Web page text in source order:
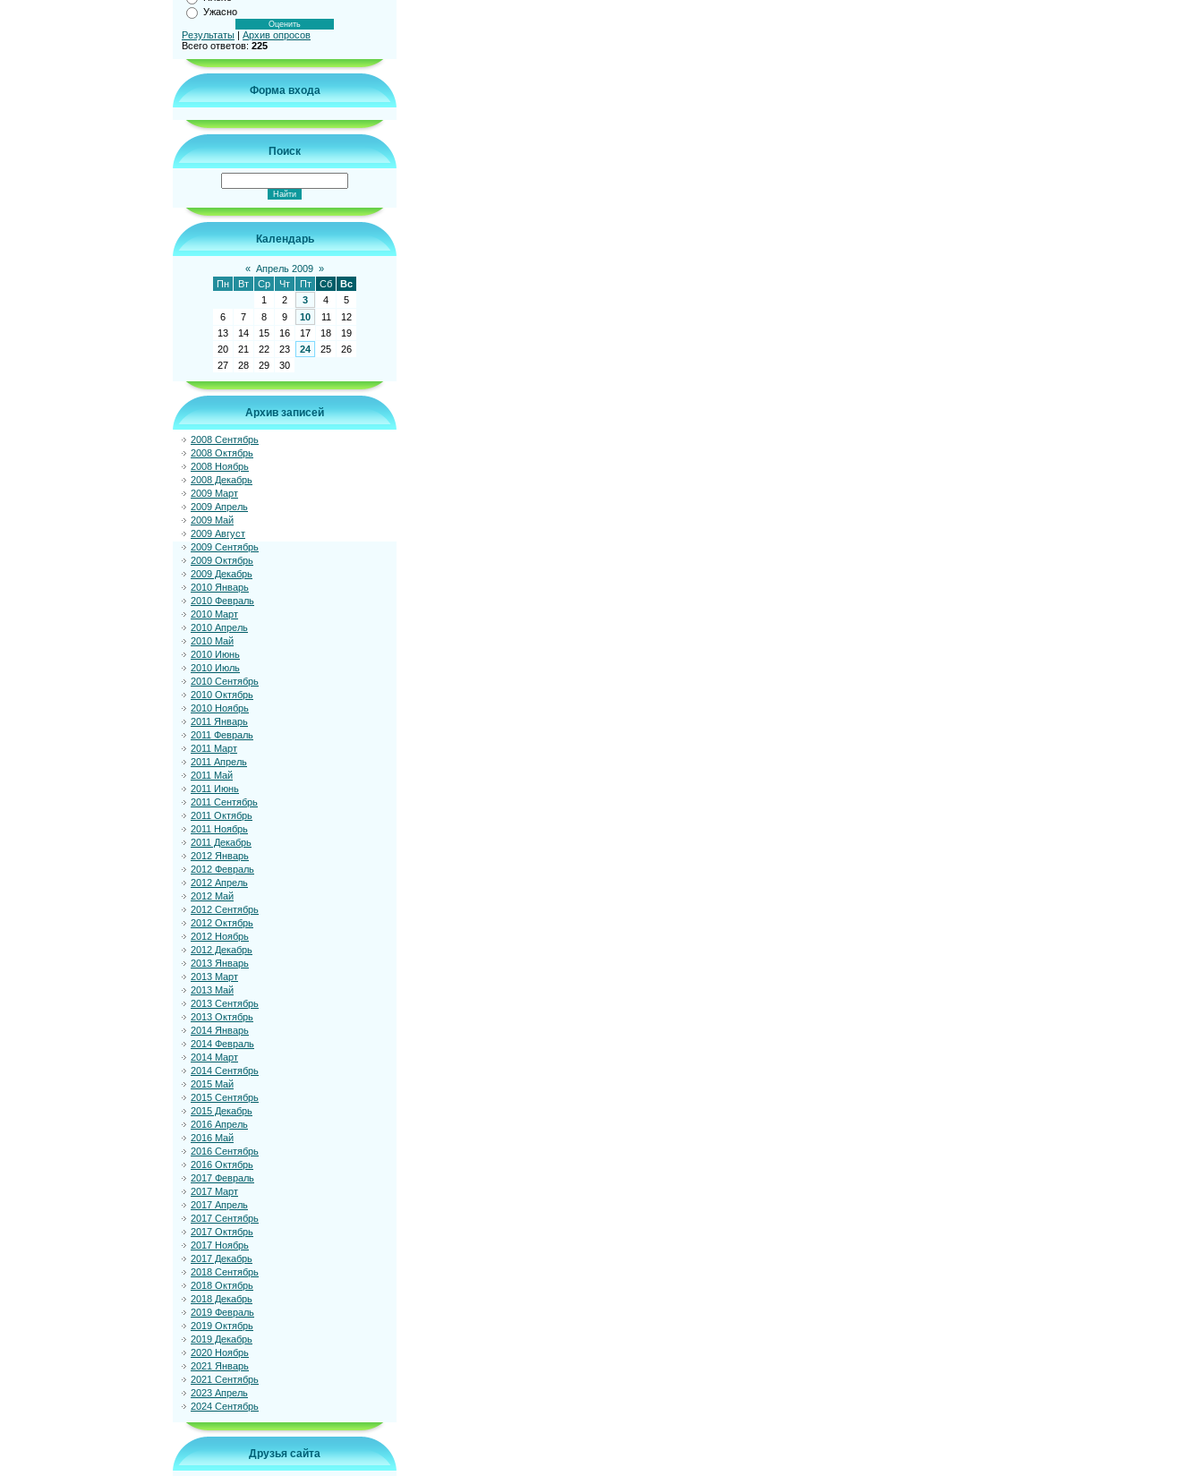
Ужасно
Результаты | Архив опросов
Всего ответов: 225
Форма входа
Поиск
Календарь
« Апрель 2009 »
Пн
Вт Ср Чт Пт Сб
Вс
1
2 3 4
5
6
7 8 9 10 11
12
13
14 15 16 17 18
19
20
21 22 23 24 25
26
27
28 29 30
Архив записей
2008 Сентябрь
2008 Октябрь
2008 Ноябрь
2008 Декабрь
2009 Март
2009 Апрель
2009 Май
2009 Август
2009 Сентябрь
2009 Октябрь
2009 Декабрь
2010 Январь
2010 Февраль
2010 Март
2010 Апрель
2010 Май
2010 Июнь
2010 Июль
2010 Сентябрь
2010 Октябрь
2010 Ноябрь
2011 Январь
2011 Февраль
2011 Март
2011 Апрель
2011 Май
2011 Июнь
2011 Сентябрь
2011 Октябрь
2011 Ноябрь
2011 Декабрь
2012 Январь
2012 Февраль
2012 Апрель
2012 Май
2012 Сентябрь
2012 Октябрь
2012 Ноябрь
2012 Декабрь
2013 Январь
2013 Март
2013 Май
2013 Сентябрь
2013 Октябрь
2014 Январь
2014 Февраль
2014 Март
2014 Сентябрь
2015 Май
2015 Сентябрь
2015 Декабрь
2016 Апрель
2016 Май
2016 Сентябрь
2016 Октябрь
2017 Февраль
2017 Март
2017 Апрель
2017 Сентябрь
2017 Октябрь
2017 Ноябрь
2017 Декабрь
2018 Сентябрь
2018 Октябрь
2018 Декабрь
2019 Февраль
2019 Октябрь
2019 Декабрь
2020 Ноябрь
2021 Январь
2021 Сентябрь
2023 Апрель
2024 Сентябрь
Друзья сайта